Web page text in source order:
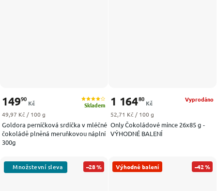
Goldora perníčková srdíčka v mléčné
čokoládě plněná meruňkovou náplní
300g
Skladem
14990
Kč
Měrná cena:
49,97 Kč / 100 g
Only Čokoládové mince 26x85 g -
VÝHODNÉ BALENÍ
Vyprodáno
1 16480
Kč
Měrná cena:
52,71 Kč / 100 g
–28 % Výhodné balení –42 %